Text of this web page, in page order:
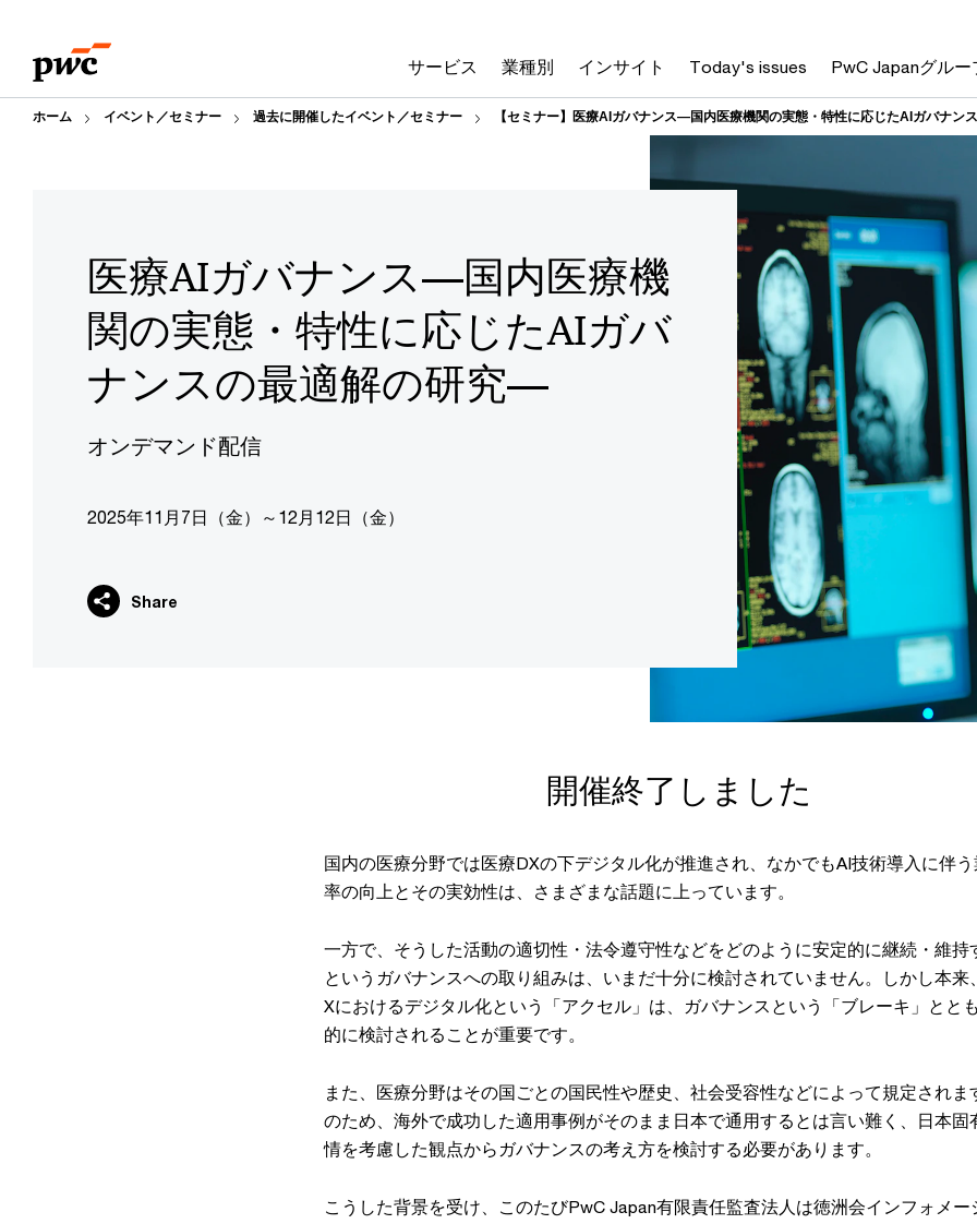
content
footer
サービス 業種別 インサイト Today's issues PwC Japanグルー
ホーム イベント／セミナー 過去に開催したイベント／セミナー 【セミナー】医療AIガバナンス―国内医療機関の実態・特性に応じたAIガバナン
医療AIガバナンス―国内医療機
関の実態・特性に応じたAIガバ
ナンスの最適解の研究―
オンデマンド配信
2025年11月7日（金）～12月12日（金）
Share
開催終了しました
国内の医療分野では医療DXの下デジタル化が推進され、なかでもAI技術導入に伴
率の向上とその実効性は、さまざまな話題に上っています。
一方で、そうした活動の適切性・法令遵守性などをどのように安定的に継続・維持
というガバナンスへの取り組みは、いまだ十分に検討されていません。しかし本来
Xにおけるデジタル化という「アクセル」は、ガバナンスという「ブレーキ」とと
的に検討されることが重要です。
また、医療分野はその国ごとの国民性や歴史、社会受容性などによって規定されま
のため、海外で成功した適用事例がそのまま日本で通用するとは言い難く、日本固
情を考慮した観点からガバナンスの考え方を検討する必要があります。
こうした背景を受け、このたびPwC Japan有限責任監査法人は徳洲会インフォメー